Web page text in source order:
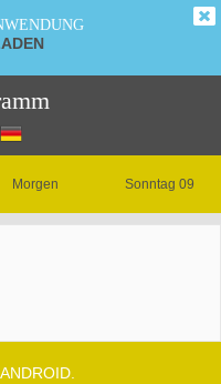
Morgen Sonntag 09